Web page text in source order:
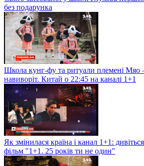
без подарунка
Школа кунг-фу та ритуали племені Мяо
навиворіт. Китай о 22:45 на каналі 1+1
Як змінилася країна і канал 1+1:
фільм "1+1. 25 років ти не один"